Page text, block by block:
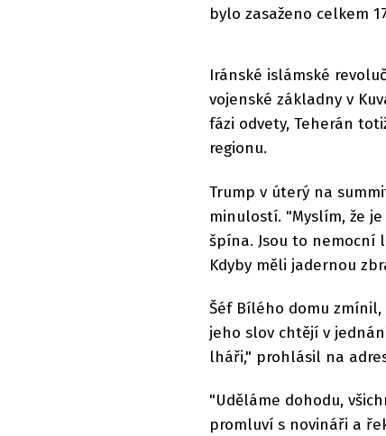
bylo zasaženo celkem
Iránské islámské
vojenské základny v
fázi odvety, Teherán
regionu.
Trump v úterý na
minulostí. "Myslím, že
špína. Jsou to nemocní
Kdyby měli jadernou
Šéf Bílého domu
jeho slov chtějí v
lháři," prohlásil na
"Uděláme dohodu,
promluví s novináři a